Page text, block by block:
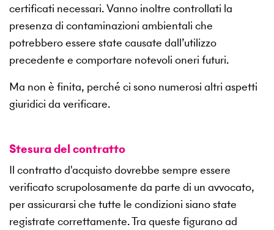
certificati necessari. Vanno inoltre controllati la
presenza di contaminazioni ambientali che
potrebbero essere state causate dall’utilizzo
precedente e comportare notevoli oneri futuri.
Ma non è finita, perché ci sono numerosi altri aspetti
giuridici da verificare.
Stesura del contratto
Il contratto d'acquisto dovrebbe sempre essere
verificato scrupolosamente da parte di un avvocato,
per assicurarsi che tutte le condizioni siano state
registrate correttamente. Tra queste figurano ad